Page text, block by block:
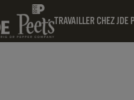
TRAVAILLER CHEZ JDE